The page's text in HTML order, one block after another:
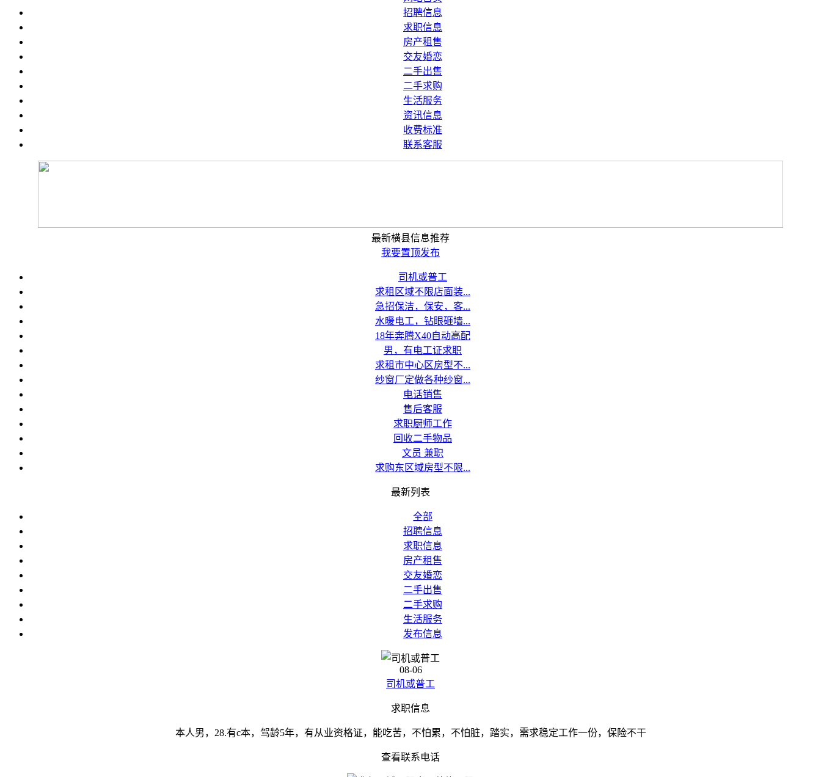
招聘信息
求职信息
房产租售
交友婚恋
二手出售
二手求购
生活服务
资讯信息
收费标准
联系客服
最新横县信息推荐
我要置顶发布
司机或普工
求租区域不限店面装...
急招保洁，保安，客...
水暖电工，钻眼砸墙...
18年奔腾X40自动高配
男，有电工证求职
求租市中心区房型不...
纱窗厂定做各种纱窗...
电话销售
售后客服
求职厨师工作
回收二手物品
文员 兼职
求购东区域房型不限...
最新列表
全部
招聘信息
求职信息
房产租售
交友婚恋
二手出售
二手求购
生活服务
发布信息
08-06
司机或普工
求职信息
本人男，28.有c本，驾龄5年，有从业资格证，能吃苦，不怕累，不怕脏，踏实，需求稳定工作一份，保险不干
查看联系电话